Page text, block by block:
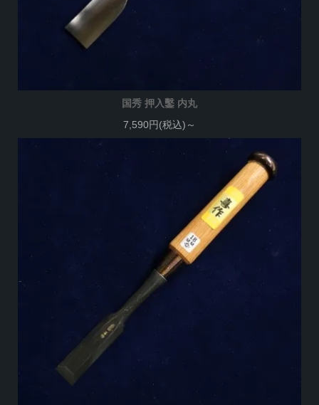
国秀 押入鑿 内丸
7,590円(税込)～